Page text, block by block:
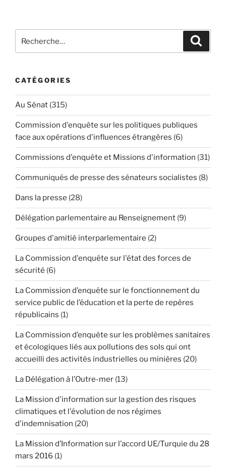
pour
CATÉGORIES
Au Sénat (315)
Commission d'enquête sur les politiques publiques
face aux opérations d'influences étrangères (6)
Commissions d'enquête et Missions d'information (31)
Communiqués de presse des sénateurs socialistes (8)
Dans la presse (28)
Délégation parlementaire au Renseignement (9)
Groupes d'amitié interparlementaire (2)
La Commission d'enquête sur l'état des forces de
sécurité (6)
La Commission d’enquête sur le fonctionnement du
service public de l’éducation et la perte de repères
républicains (1)
La Commission d’enquête sur les problèmes sanitaires
et écologiques liés aux pollutions des sols qui ont
accueilli des activités industrielles ou minières (20)
La Délégation à l’Outre-mer (13)
La Mission d'information sur la gestion des risques
climatiques et l'évolution de nos régimes
d'indemnisation (20)
La Mission d’Information sur l’accord UE/Turquie du 28
mars 2016 (1)